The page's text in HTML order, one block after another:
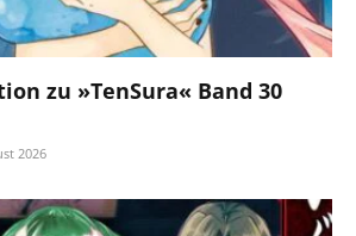
zu »TenSura« Band 30
2026